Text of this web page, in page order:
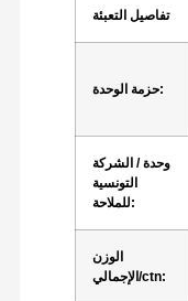
تفاصيل التعبئة
حزمة الوحدة:
وحدة / الشركة
التونسية
للملاحة:
الوزن
الإجمالي/ctn: